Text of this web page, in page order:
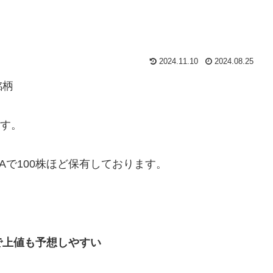
2024.11.10 2024.08.25
。
100株ほど保有しております。
値も予想しやすい